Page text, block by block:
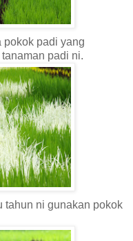
pokok padi yang
padi ni.
tahun ni gunakan pokok